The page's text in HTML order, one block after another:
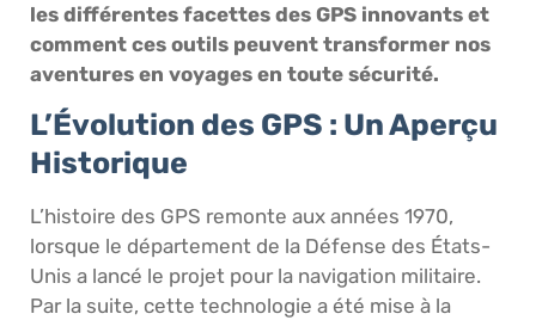
les différentes facettes des GPS innovants et
comment ces outils peuvent transformer nos
aventures en voyages en toute sécurité.
L’Évolution des GPS : Un Aperçu
Historique
L’histoire des GPS remonte aux années 1970,
lorsque le département de la Défense des États-
Unis a lancé le projet pour la navigation militaire.
Par la suite, cette technologie a été mise à la